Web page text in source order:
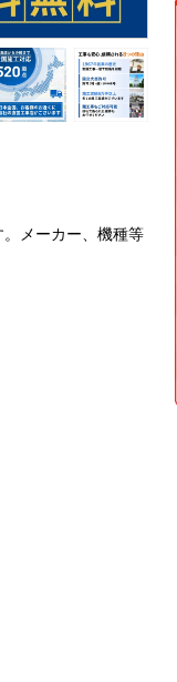
メーカー、機種等